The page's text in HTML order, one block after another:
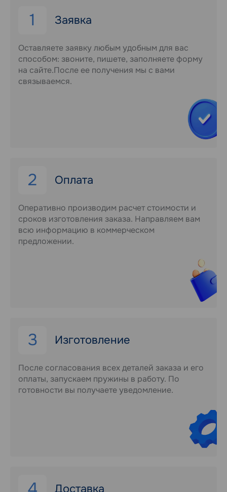
1 Заявка
Оставляете заявку любым удобным для вас
способом: звоните, пишете, заполняете форму
на сайте.После ее получения мы с вами
связываемся.
2 Оплата
Оперативно производим расчет стоимости и
сроков изготовления заказа. Направляем вам
всю информацию в коммерческом
предложении.
3 Изготовление
После согласования всех деталей заказа и его
оплаты, запускаем пружины в работу. По
готовности вы получаете уведомление.
Доставка